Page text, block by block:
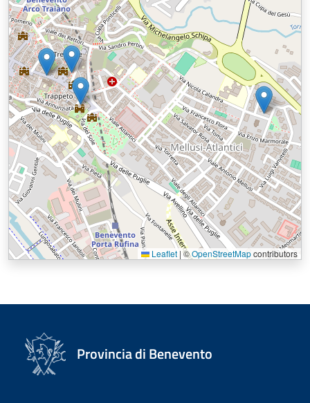
Leaflet |©OpenStreetMapcontributors
Provincia di Benevento